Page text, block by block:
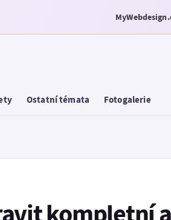
Ostatní témata Fotogalerie